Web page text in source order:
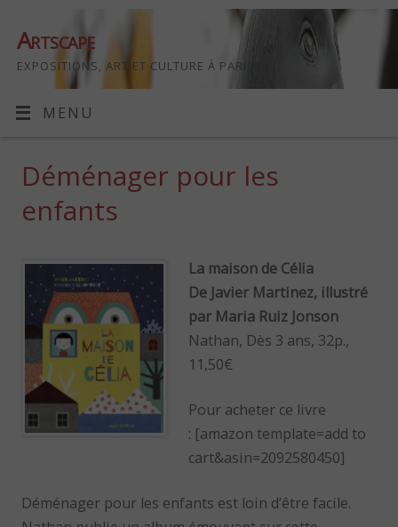
Artscape
EXPOSITIONS, ART ET CULTURE À PARIS
MENU
Déménager pour les
enfants
La maison de Célia
De Javier Martinez, illustré
par Maria Ruiz Jonson
Nathan, Dès 3 ans, 32p.,
11,50€
Pour acheter ce livre
: [amazon template=add to
cart&asin=2092580450]
Déménager pour les enfants est loin d’être facile.